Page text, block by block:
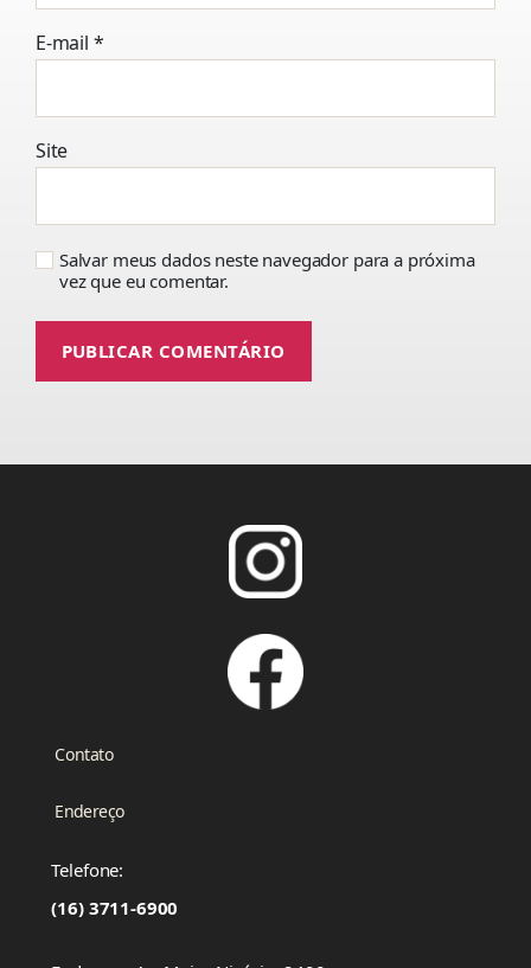
E-mail *
Site
Salvar meus dados neste navegador para a próxima
vez que eu comentar.
Contato
Endereço
Telefone:
(16) 3711-6900